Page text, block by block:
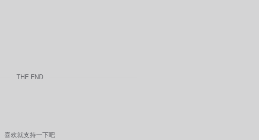
THE END
喜欢就支持一下吧